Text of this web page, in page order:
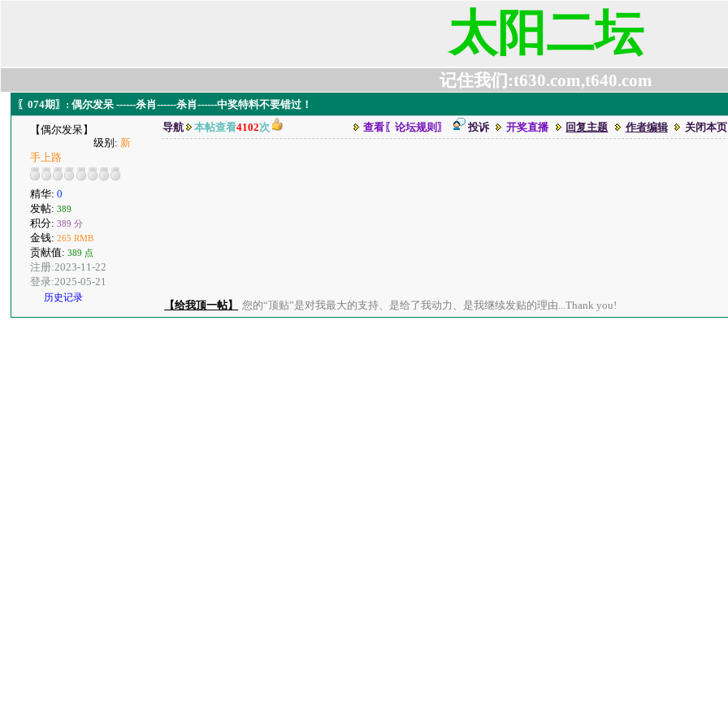
太阳二坛
记住我们:t630.com,t640.com
〖074期〗: 偶尔发呆 ------杀肖------杀肖------中奖特料不要错过！
【偶尔发呆】
级别: 新
手上路
精华:0
发帖:389
积分:389 分
金钱:265 RMB
贡献值:389 点
注册:2023-11-22
登录:2025-05-21
历史记录
导航 本帖查看4102次 查看〖论坛规则〗 投诉 开奖直播 回复主题 作者编辑 关闭本页
【给我顶一帖】 您的“顶贴”是对我最大的支持、是给了我动力、是我继续发贴的理由...Thank you!